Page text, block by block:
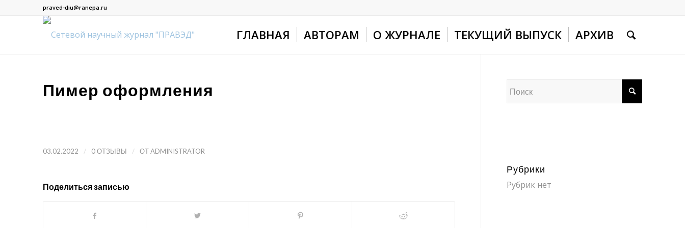
praved-diu@ranepa.ru
ГЛАВНАЯ АВТОРАМ О ЖУРНАЛЕ ТЕКУЩИЙ ВЫПУСК АРХИВ
Пимер оформления
03.02.2022 / 0 ОТЗЫВЫ / ОТADMINISTRATOR
Поделиться записью
Рубрики
Рубрик нет